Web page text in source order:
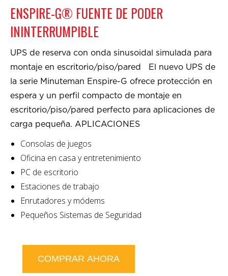
ENSPIRE-G® FUENTE DE PODER
ININTERRUMPIBLE
UPS de reserva con onda sinusoidal simulada para
montaje en escritorio/piso/pared El nuevo UPS de
la serie Minuteman Enspire-G ofrece protección en
espera y un perfil compacto de montaje en
escritorio/piso/pared perfecto para aplicaciones de
carga pequeña. APLICACIONES
Consolas de juegos
Oficina en casa y entretenimiento
PC de escritorio
Estaciones de trabajo
Enrutadores y módems
Pequeños Sistemas de Seguridad
COMPRAR AHORA